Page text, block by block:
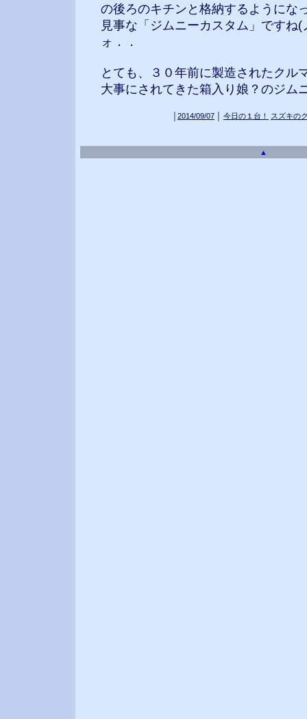
の後ろのキチンと格納するようにな
見事な「ジムニーカスタム」ですね
ォ．．
とても、３０年前に製造されたクル
大事にされてきた箱入り娘？のジム
2014/09/07 今日の１台！ スズキの
▲